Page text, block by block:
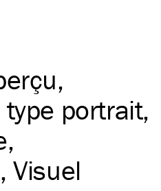
portrait
Visuel